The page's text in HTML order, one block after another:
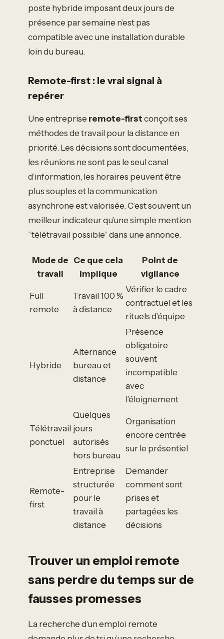
poste hybride imposant deux jours de
présence par semaine n’est pas
compatible avec une installation durable
loin du bureau.
Remote-first : le vrai signal à
repérer
Une entreprise remote-first conçoit ses
méthodes de travail pour la distance en
priorité. Les décisions sont documentées,
les réunions ne sont pas le seul canal
d’information, les horaires peuvent être
plus souples et la communication
asynchrone est valorisée. C’est souvent un
meilleur indicateur qu’une simple mention
“télétravail possible” dans une annonce.
Mode de
travail
Ce que cela
implique
Point de
vigilance
Full
remote
Travail 100 %
à distance
Vérifier le cadre
contractuel et les
rituels d’équipe
Hybride
Alternance
bureau et
distance
Présence
obligatoire
souvent
incompatible
avec
l’éloignement
Télétravail
ponctuel
Quelques
jours
autorisés
hors bureau
Organisation
encore centrée
sur le présentiel
Remote-
first
Entreprise
structurée
pour le
travail à
distance
Demander
comment sont
prises et
partagées les
décisions
Trouver un emploi remote
sans perdre du temps sur de
fausses promesses
La recherche d’un emploi remote